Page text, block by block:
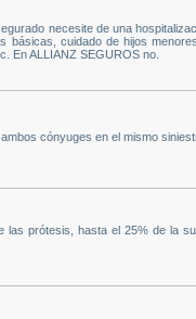
necesite de una
básicas, cuidado de hijos
En ALLIANZ SEGUROS no.
cónyuges en el mismo
las prótesis, hasta el 25% de la